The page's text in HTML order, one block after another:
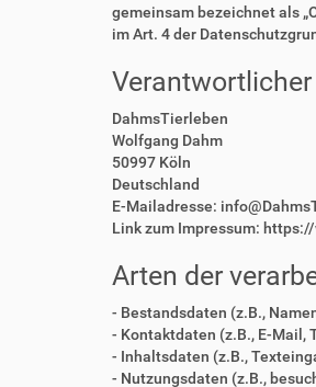
h
i
r
gemeinsam bezeichnet als
im Art. 4 der
Verantwortlicher
DahmsTierleben
Wolfgang Dahm
50997 Köln
Deutschland
E-Mailadresse:
Link zum Impressum:
Arten der
- Bestandsdaten (z.B.,
- Kontaktdaten (z.B., E-Mail,
- Inhaltsdaten (z.B.,
- Nutzungsdaten (z.B.,